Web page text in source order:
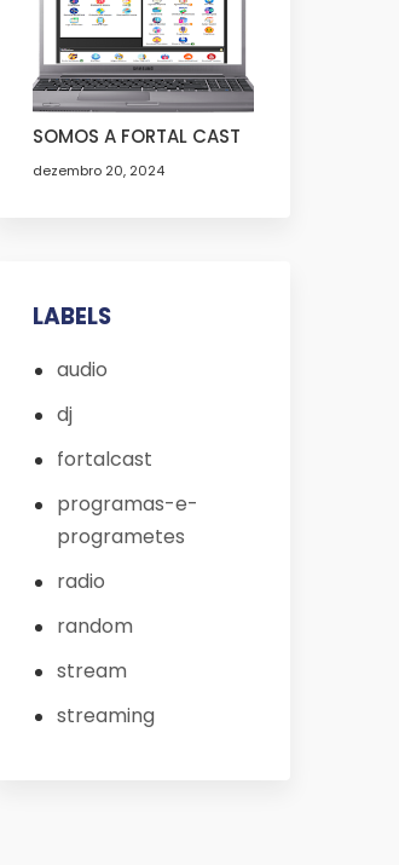
SOMOS A FORTAL CAST
dezembro 20, 2024
LABELS
audio
dj
fortalcast
programas-e-
programetes
radio
random
stream
streaming